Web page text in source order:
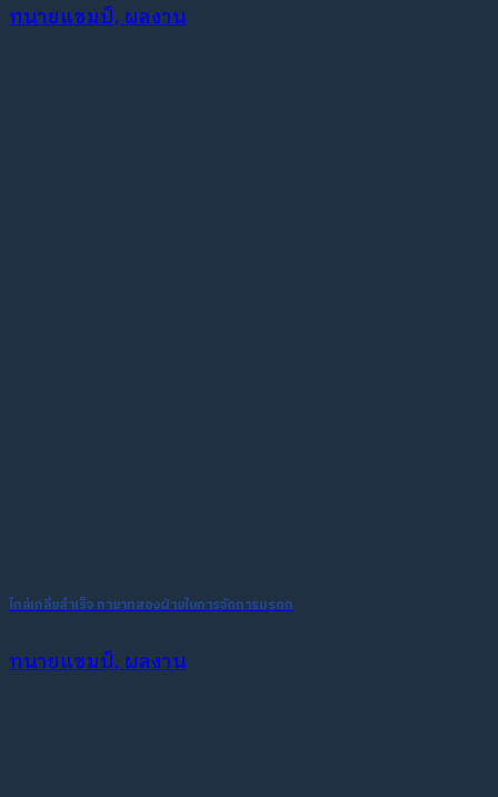
ทนายแชมป์, ผลงาน
ไกล่เกลี่ยสำเร็จ ทายาทสองฝ่ายในการจัดการมรดก
ทนายแชมป์, ผลงาน